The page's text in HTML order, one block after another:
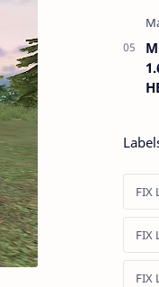
FIX
FIX
FIX